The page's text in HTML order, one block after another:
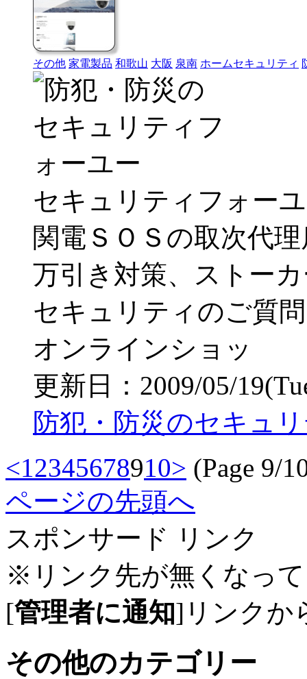
その他 家電製品 和歌山 大阪 泉南 ホームセキュリティ
セキュリティフォー
関電ＳＯＳの取次代
万引き対策、ストー
セキュリティのご質
オンラインショッ
更新日：2009/05/
防犯・防災のセキュ
<12345678910> (Page 9/
ページの先頭へ
スポンサード リンク
※リンク先が無くなっ
[管理者に通知]リンクか
その他のカテゴリー